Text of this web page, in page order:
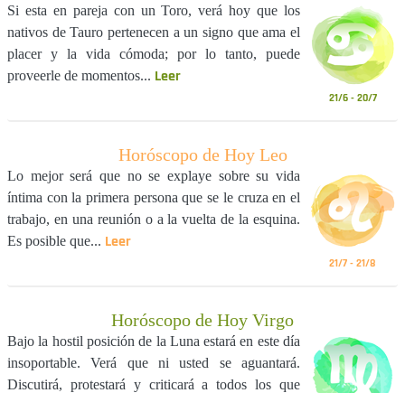
21/6 - 20/7
Si esta en pareja con un Toro, verá hoy que los
nativos de Tauro pertenecen a un signo que ama el
placer y la vida cómoda; por lo tanto, puede
proveerle de momentos... Leer
Horóscopo de Hoy Leo
21/7 - 21/8
Lo mejor será que no se explaye sobre su vida
íntima con la primera persona que se le cruza en el
trabajo, en una reunión o a la vuelta de la esquina.
Es posible que... Leer
Horóscopo de Hoy Virgo
Bajo la hostil posición de la Luna estará en este día
insoportable. Verá que ni usted se aguantará.
Discutirá, protestará y criticará a todos los que